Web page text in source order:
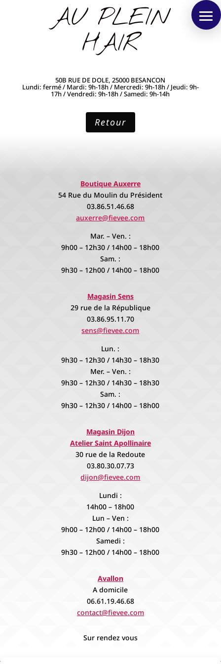
AU PLEIN
HAIR
50B RUE DE DOLE, 25000 BESANCON
Lundi: fermé / Mardi: 9h-18h / Mercredi: 9h-18h / Jeudi: 9h-
17h / Vendredi: 9h-18h / Samedi: 9h-14h
Retour
Boutique Auxerre
54 Rue du Moulin du Président
03.86.51.46.68
auxerre@fievee.com
Mar. – Ven. :
9h00 – 12h30 / 14h00 – 18h00
Sam. :
9h30 – 12h00 / 14h00 – 18h00
Magasin Sens
29 rue de la République
03.86.95.11.70
sens@fievee.com
Lun. :
9h30 – 12h30 / 14h30 – 18h30
Mer. – Ven. :
9h30 – 12h30 / 14h30 – 18h30
Sam. :
9h30 – 12h30 / 14h00 – 18h00
Magasin Dijon
Atelier Saint Apollinaire
30 rue de la Redoute
03.80.30.07.73
dijon@fievee.com
Lundi :
14h00 – 18h00
Lun – Ven :
9h00 – 12h00 / 14h00 – 18h00
Samedi :
9h30 – 12h00 / 14h00 – 18h00
Avallon
A domicile
06.61.19.46.68
contact@fievee.com
Sur rendez vous